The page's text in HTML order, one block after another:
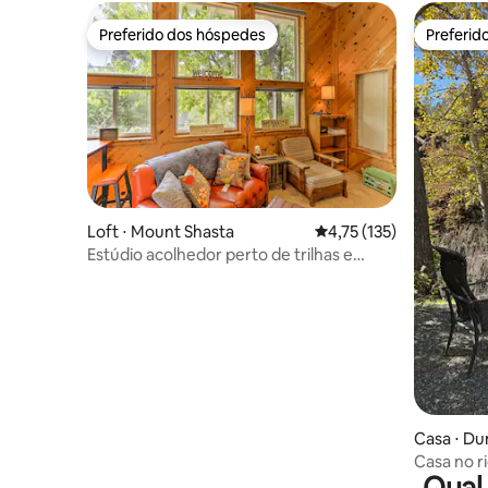
Preferido dos hóspedes
Preferido dos hóspedes
Loft ⋅ Mount Shasta 4,75 de uma avaliação
4,75 (135)
Estúdio acolhedor perto de trilhas e
Casa ⋅
Casa no
animais